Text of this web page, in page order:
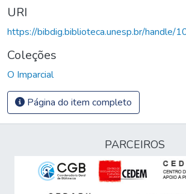
URI
https://bibdig.biblioteca.unesp.br/handle/
Coleções
O Imparcial
Página do item completo
PARCEIROS